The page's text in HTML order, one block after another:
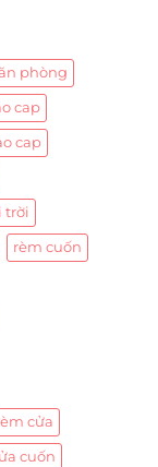
phòng
cap
cap
trời
rèm cuốn
cửa
cuốn